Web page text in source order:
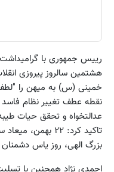
رییس جمهوری با
خمینی (س) به میهن را "لطف
نقطه عطف تغییر نظام
عدالتخواه و تحقق حیات
تاکید کرد:
بزرگ الهی، روز یاس
احمدی نژاد همچنین با